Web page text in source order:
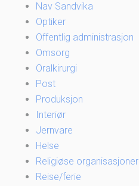
Nav Sandvika
Optiker
Offentlig administrasjon
Omsorg
Oralkirurgi
Post
Produksjon
Interiør
Jernvare
Helse
Religiøse organisasjoner
Reise/ferie